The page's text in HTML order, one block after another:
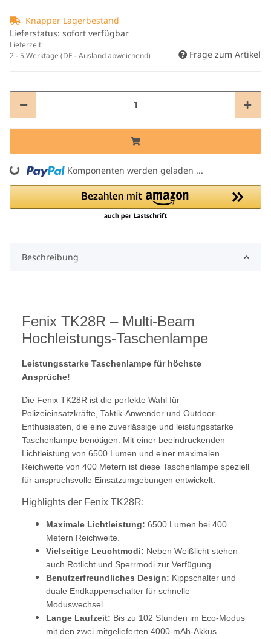
Knapper Lagerbestand
Lieferstatus: sofort verfügbar
Lieferzeit:
2 - 5 Werktage (DE - Ausland abweichend) Frage zum Artikel
Komponenten werden geladen ...
Beschreibung
Fenix TK28R – Multi-Beam
Hochleistungs-Taschenlampe
Leistungsstarke Taschenlampe für höchste
Ansprüche!
Die Fenix TK28R ist die perfekte Wahl für
Polizeieinsatzkräfte, Taktik-Anwender und Outdoor-
Enthusiasten, die eine zuverlässige und leistungsstarke
Taschenlampe benötigen. Mit einer beeindruckenden
Lichtleistung von 6500 Lumen und einer maximalen
Reichweite von 400 Metern ist diese Taschenlampe speziell
für anspruchsvolle Einsatzumgebungen entwickelt.
Highlights der Fenix TK28R:
Maximale Lichtleistung: 6500 Lumen bei 400
Metern Reichweite.
Vielseitige Leuchtmodi: Neben Weißlicht stehen
auch Rotlicht und Sperrmodi zur Verfügung.
Benutzerfreundliches Design: Kippschalter und
duale Endkappenschalter für schnelle
Moduswechsel.
Lange Laufzeit: Bis zu 102 Stunden im Eco-Modus
mit den zwei mitgelieferten 4000-mAh-Akkus.